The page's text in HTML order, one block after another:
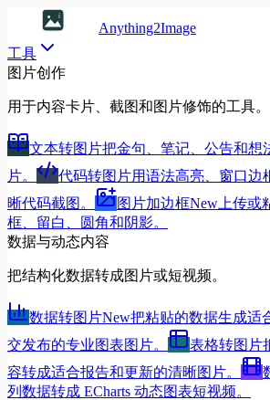
Anything2Image
工具
图片创作
用于内容卡片、截图和图片修饰的工具。
文本转图片把金句、笔记、公告和想
片。
代码转图片用语法高亮、窗口边
晰代码截图。
图片加边框New 上传或
框、留白、圆角和阴影。
数据与动态内容
把结构化数据转成图片或短视频。
数据转图片New把粘贴的数据生成适
交发布的专业图表图片。
表格转图片
容转成适合报告和更新的清晰图片。
列数据转成 ECharts 动态图表短视频。